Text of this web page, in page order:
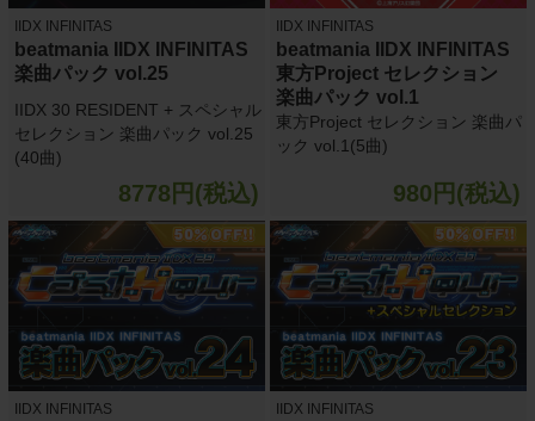
IIDX INFINITAS
beatmania IIDX INFINITAS
楽曲パック vol.25
IIDX 30 RESIDENT + スペシャル
セレクション 楽曲パック vol.25
(40曲)
8778円(税込)
IIDX INFINITAS
beatmania IIDX INFINITAS
東方Project セレクション
楽曲パック vol.1
東方Project セレクション 楽曲パ
ック vol.1(5曲)
980円(税込)
IIDX INFINITAS IIDX INFINITAS